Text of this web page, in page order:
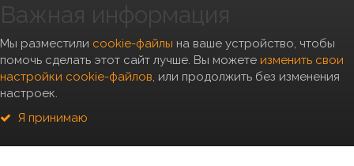
Copyright 2010- 2026, "Zoostar"
Важная информация
Мы разместили cookie-файлы на ваше устройство, чтобы
помочь сделать этот сайт лучше. Вы можете изменить свои
настройки cookie-файлов, или продолжить без изменения
настроек.
Я принимаю